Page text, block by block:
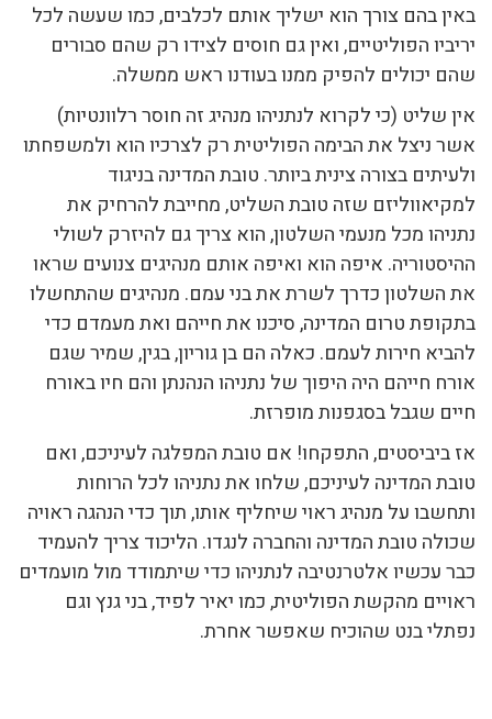
באין בהם צורך הוא ישליך אותם לכלבים, כמו שעשה לכל
יריביו הפוליטיים, ואין גם חוסים לצידו רק שהם סבורים
שהם יכולים להפיק ממנו בעודנו ראש ממשלה.
אין שליט (כי לקרוא לנתניהו מנהיג זה חוסר רלוונטיות)
אשר ניצל את הבימה הפוליטית רק לצרכיו הוא ולמשפחתו
ולעיתים בצורה צינית ביותר. טובת המדינה בניגוד
למקיאווליזם שזה טובת השליט, מחייבת להרחיק את
נתניהו מכל מנעמי השלטון, הוא צריך גם להיזרק לשולי
ההיסטוריה. איפה הוא ואיפה אותם מנהיגים צנועים שראו
את השלטון כדרך לשרת את בני עמם. מנהיגים שהתחשלו
בתקופת טרום המדינה, סיכנו את חייהם ואת מעמדם כדי
להביא חירות לעמם. כאלה הם בן גוריון, בגין, שמיר שגם
אורח חייהם היה היפוך של נתניהו הנהנתן והם חיו באורח
חיים שגבל בסגפנות מופרזת.
אז ביביסטים, התפקחו! אם טובת המפלגה לעיניכם, ואם
טובת המדינה לעיניכם, שלחו את נתניהו לכל הרוחות
ותחשבו על מנהיג ראוי שיחליף אותו, תוך כדי הנהגה ראויה
שכולה טובת המדינה והחברה לנגדו. הליכוד צריך להעמיד
כבר עכשיו אלטרנטיבה לנתניהו כדי שיתמודד מול מועמדים
ראויים מהקשת הפוליטית, כמו יאיר לפיד, בני גנץ וגם
נפתלי בנט שהוכיח שאפשר אחרת.